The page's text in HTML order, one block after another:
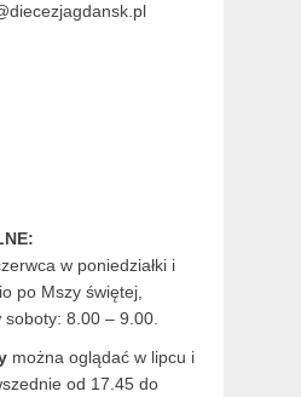
w poniedziałki i
po Mszy świętej,
8.00 – 9.00.
można oglądać w lipcu i
od 17.45 do